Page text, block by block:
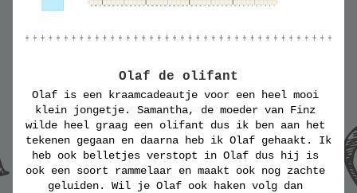
Olaf de olifant
Olaf is een kraamcadeautje voor een heel mooi
klein jongetje. Samantha, de moeder van Finz
wilde heel graag een olifant dus ik ben aan het
tekenen gegaan en daarna heb ik Olaf gehaakt. Ik
heb ook belletjes verstopt in Olaf dus hij is
ook een soort rammelaar en maakt ook nog zachte
geluiden. Wil je Olaf ook haken volg dan